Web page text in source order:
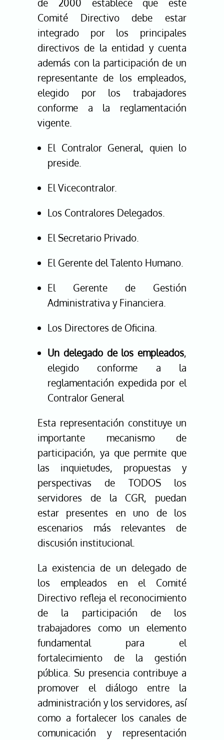
de 2000 establece que este
Comité Directivo debe estar
integrado por los principales
directivos de la entidad y cuenta
además con la participación de un
representante de los empleados,
elegido por los trabajadores
conforme a la reglamentación
vigente.
El Contralor General, quien lo
preside.
El Vicecontralor.
Los Contralores Delegados.
El Secretario Privado.
El Gerente del Talento Humano.
El Gerente de Gestión
Administrativa y Financiera.
Los Directores de Oficina.
Un delegado de los empleados,
elegido conforme a la
reglamentación expedida por el
Contralor General
Esta representación constituye un
importante mecanismo de
participación, ya que permite que
las inquietudes, propuestas y
perspectivas de TODOS los
servidores de la CGR, puedan
estar presentes en uno de los
escenarios más relevantes de
discusión institucional.
La existencia de un delegado de
los empleados en el Comité
Directivo refleja el reconocimiento
de la participación de los
trabajadores como un elemento
fundamental para el
fortalecimiento de la gestión
pública. Su presencia contribuye a
promover el diálogo entre la
administración y los servidores, así
como a fortalecer los canales de
comunicación y representación